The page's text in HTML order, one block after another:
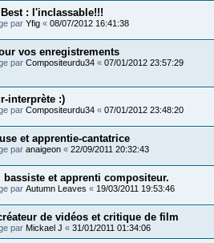
: l'inclassable!!!
par Yfig « 08/07/2012 16:41:38
vos enregistrements
par Compositeurdu34 « 07/01/2012 23:57:29
interprète :)
par Compositeurdu34 « 07/01/2012 23:48:20
et apprentie-cantatrice
par anaigeon « 22/09/2011 20:32:43
bassiste et apprenti compositeur.
par Autumn Leaves « 19/03/2011 19:53:46
de vidéos et critique de film
par Mickael J « 31/01/2011 01:34:06